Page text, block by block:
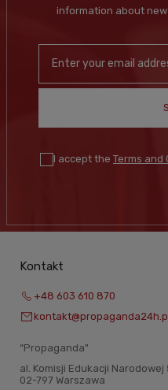
information about
I accept the Terms and
Kontakt
+48 603 610 870
“Propaganda"
al. Komisji Edukacji Narodowej
02-797 Warszawa